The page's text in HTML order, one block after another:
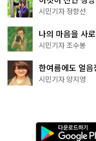
나볼까
시민기자 정향선
나의 마음을 사
상작 공개!
시민기자 조수봉
한여름에도 얼
천국이네~
시민기자 양지영
다
운